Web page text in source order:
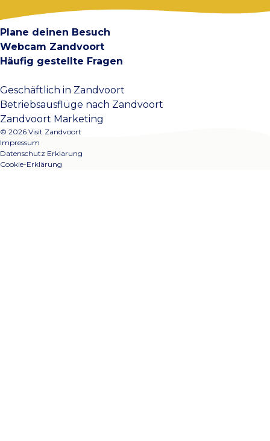
Plane deinen Besuch
Webcam Zandvoort
Häufig gestellte Fragen
Geschäftlich in Zandvoort
Betriebsausflüge nach Zandvoort
Zandvoort Marketing
© 2026 Visit Zandvoort
Impressum
Datenschutz Erklarung
Cookie-Erklärung